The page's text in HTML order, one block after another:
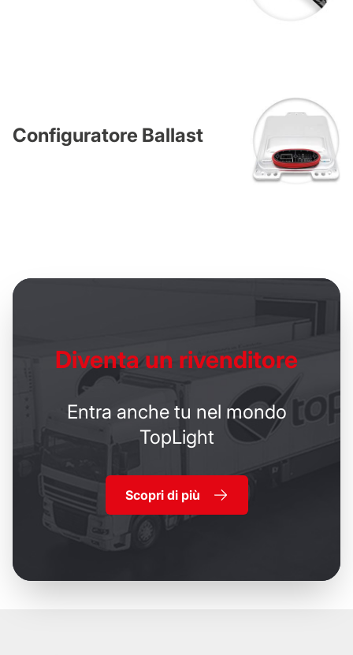
Configuratore Ballast
Diventa un rivenditore
Entra anche tu nel mondo
TopLight
Scopri di più